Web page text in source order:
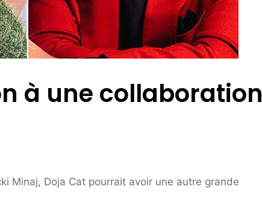
à une collaboration
Minaj, Doja Cat pourrait avoir une autre grande